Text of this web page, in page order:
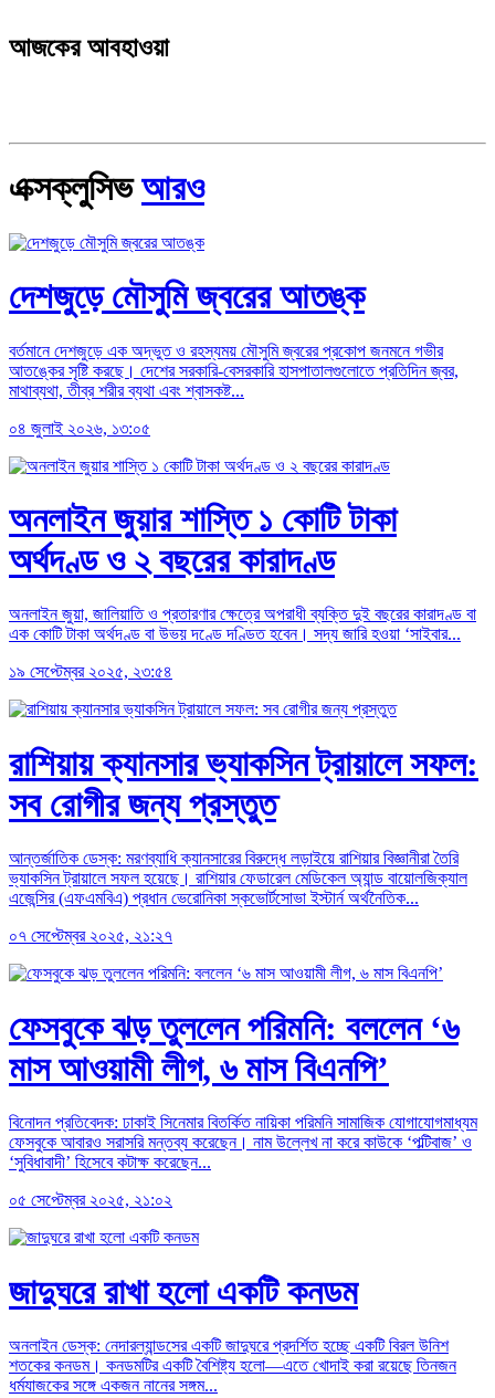
আজকের আবহাওয়া
এক্সক্লুসিভআরও
দেশজুড়ে মৌসুমি জ্বরের আতঙ্ক
বর্তমানে দেশজুড়ে এক অদ্ভুত ও রহস্যময় মৌসুমি জ্বরের প্রকোপ জনমনে গভীর
আতঙ্কের সৃষ্টি করছে। দেশের সরকারি-বেসরকারি হাসপাতালগুলোতে প্রতিদিন জ্বর,
মাথাব্যথা, তীব্র শরীর ব্যথা এবং শ্বাসকষ্ট...
০৪ জুলাই ২০২৬, ১৩:০৫
অনলাইন জুয়ার শাস্তি ১ কোটি টাকা
অর্থদণ্ড ও ২ বছরের কারাদণ্ড
অনলাইন জুয়া, জালিয়াতি ও প্রতারণার ক্ষেত্রে অপরাধী ব্যক্তি দুই বছরের কারাদণ্ড বা
এক কোটি টাকা অর্থদণ্ড বা উভয় দণ্ডে দণ্ডিত হবেন। সদ্য জারি হওয়া ‘সাইবার...
১৯ সেপ্টেম্বর ২০২৫, ২৩:৫৪
রাশিয়ায় ক্যানসার ভ্যাকসিন ট্রায়ালে সফল:
সব রোগীর জন্য প্রস্তুত
আন্তর্জাতিক ডেস্ক: মরণব্যাধি ক্যানসারের বিরুদ্ধে লড়াইয়ে রাশিয়ার বিজ্ঞানীরা তৈরি
ভ্যাকসিন ট্রায়ালে সফল হয়েছে। রাশিয়ার ফেডারেল মেডিকেল অ্যান্ড বায়োলজিক্যাল
এজেন্সির (এফএমবিএ) প্রধান ভেরোনিকা স্কভোর্টসোভা ইস্টার্ন অর্থনৈতিক...
০৭ সেপ্টেম্বর ২০২৫, ২১:২৭
ফেসবুকে ঝড় তুললেন পরিমনি: বললেন ‘৬
মাস আওয়ামী লীগ, ৬ মাস বিএনপি’
বিনোদন প্রতিবেদক: ঢাকাই সিনেমার বিতর্কিত নায়িকা পরিমনি সামাজিক যোগাযোগমাধ্যম
ফেসবুকে আবারও সরাসরি মন্তব্য করেছেন। নাম উল্লেখ না করে কাউকে ‘পল্টিবাজ’ ও
‘সুবিধাবাদী’ হিসেবে কটাক্ষ করেছেন...
০৫ সেপ্টেম্বর ২০২৫, ২১:০২
জাদুঘরে রাখা হলো একটি কনডম
অনলাইন ডেস্ক: নেদারল্যান্ডসের একটি জাদুঘরে প্রদর্শিত হচ্ছে একটি বিরল উনিশ
শতকের কনডম। কনডমটির একটি বৈশিষ্ট্য হলো—এতে খোদাই করা রয়েছে তিনজন
ধর্মযাজকের সঙ্গে একজন নানের সঙ্গম...